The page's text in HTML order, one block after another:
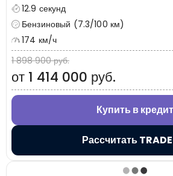
12.9 секунд
Бензиновый (7.3/100 км)
174 км/ч
1 898 900 руб.
от 1 414 000 руб.
Купить в кредит
Рассчитать